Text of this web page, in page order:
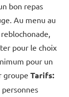
bon repas
Au menu au
pour le choix
pour un
groupe Tarifs: